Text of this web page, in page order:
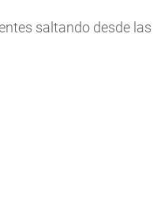
saltando desde las